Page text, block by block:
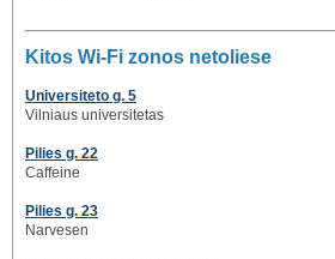
Kitos Wi-Fi zonos netoliese
Universiteto g. 5
Vilniaus universitetas
Pilies g. 22
Caffeine
Pilies g. 23
Narvesen